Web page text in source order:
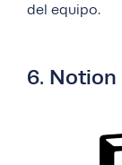
del equipo.
6. Notion